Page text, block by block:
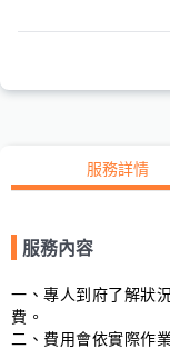
服務詳情
服務內容
一、專人到府了解狀
費。
二、費用會依實際作